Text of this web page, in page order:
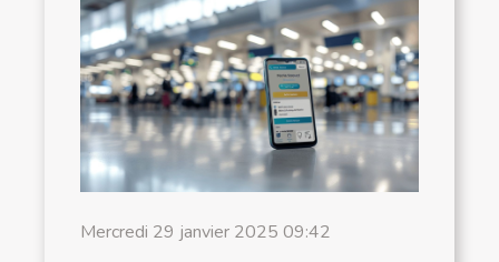
Mercredi 29 janvier 2025 09:42